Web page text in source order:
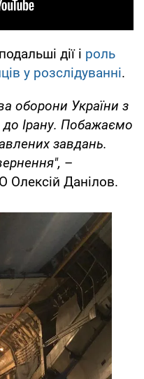
дії і роль
у розслідуванні.
оборони України з
до Ірану. Побажаємо
завдань.
–
Олексій Данілов.